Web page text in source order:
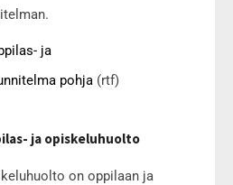
ja
pohja (rtf)
ja opiskeluhuolto
on oppilaan ja